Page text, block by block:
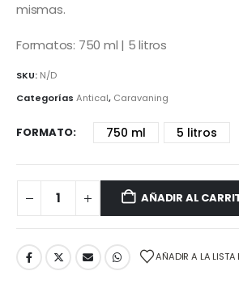
mismas.
Formatos: 750 ml | 5 litros
SKU: N/D
Categorías Antical, Caravaning
FORMATO 750 ml 5 litros
AÑADIR AL
AÑADIR A LA LISTA